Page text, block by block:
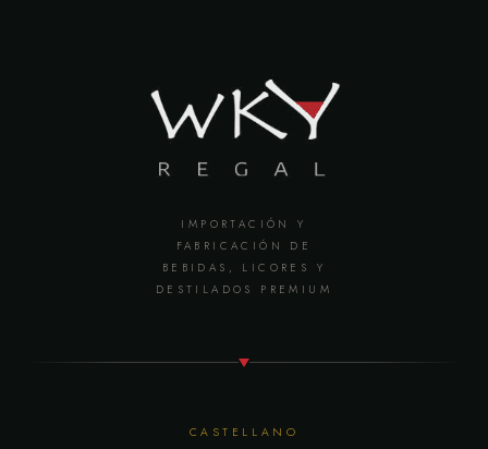
IMPORTACIÓN Y
FABRICACIÓN DE
BEBIDAS, LICORES Y
DESTILADOS PREMIUM
CASTELLANO